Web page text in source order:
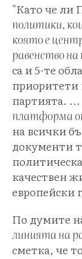
"Като че ли
политики,
която е
равенство
са и 5-те
приоритети
партията.
платформа
на всички
документи
качествен
европейски
По думите
линията на
сметка, че